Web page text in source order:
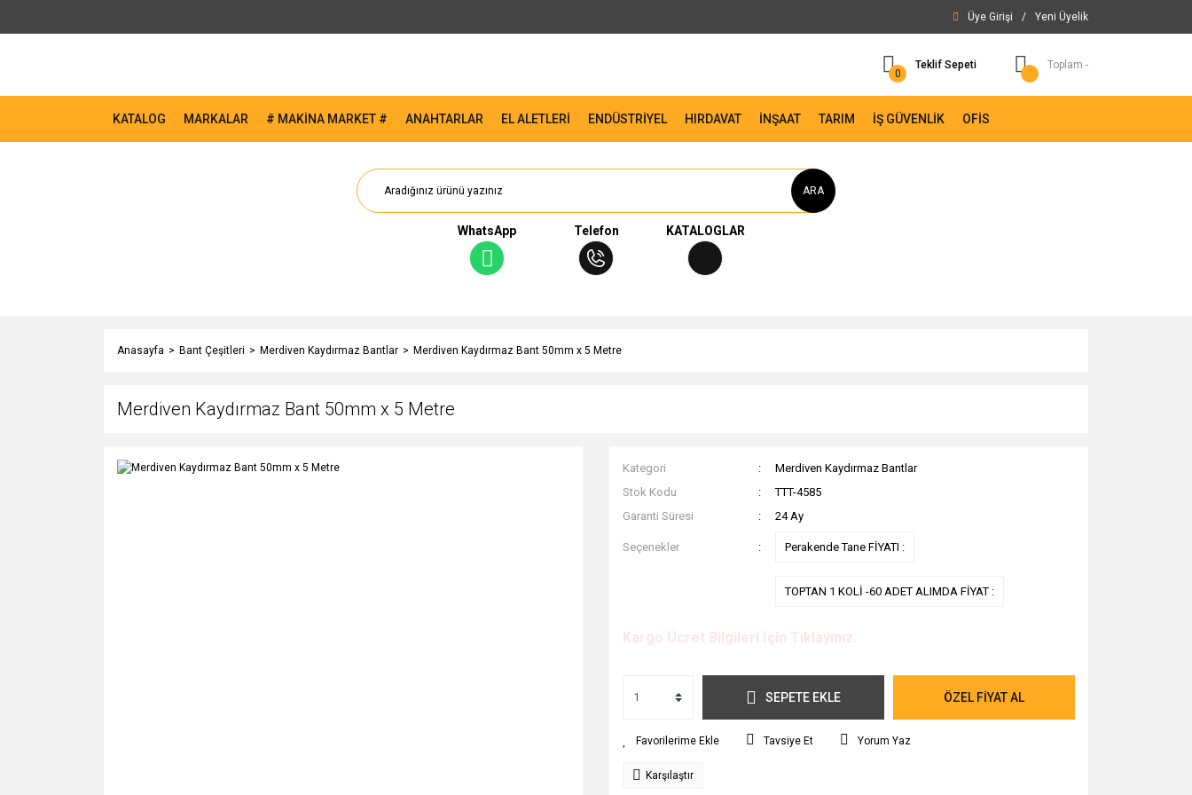
Üye Girişi / Yeni Üyelik
0
Teklif Sepeti Toplam -
KATALOG MARKALAR # MAKİNA MARKET # ANAHTARLAR EL ALETLERİ ENDÜSTRİYEL HIRDAVAT İNŞAAT TARIM İŞ GÜVENLİK OFİS
ARA
WhatsApp Telefon KATALOGLAR
Anasayfa Bant Çeşitleri Merdiven Kaydırmaz Bantlar Merdiven Kaydırmaz Bant 50mm x 5 Metre
Merdiven Kaydırmaz Bant 50mm x 5 Metre
Kategori
Merdiven Kaydırmaz Bantlar
Stok Kodu
TTT-4585
Garanti Süresi
24 Ay
Seçenekler Perakende Tane FİYATI :
TOPTAN 1 KOLİ -60 ADET ALIMDA FİYAT :
Kargo Ücret Bilgileri İçin Tıklayınız.
SEPETE EKLE ÖZEL FİYAT AL
Tavsiye Et Yorum Yaz
Karşılaştır